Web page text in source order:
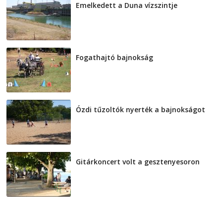
Emelkedett a Duna vízszintje
Fogathajtó bajnokság
Ózdi tűzoltók nyerték a bajnokságot
Gitárkoncert volt a gesztenyesoron